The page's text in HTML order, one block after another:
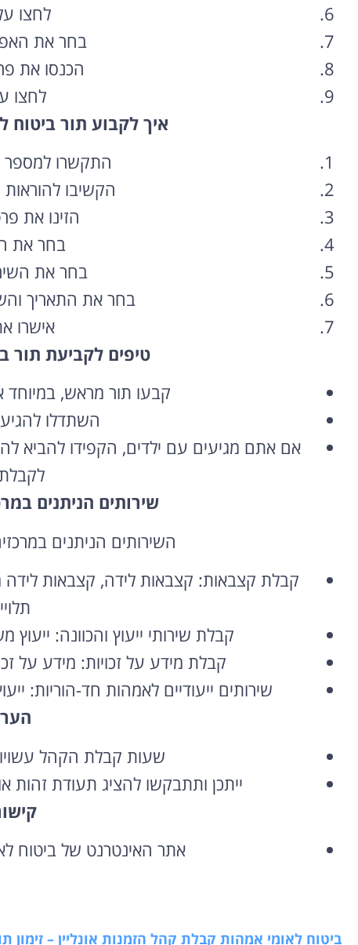
לחצו
בחר את
הכנסו את
לחצו
איך לקבוע תור ביטוח
התקשרו למספר 1-800-70-70-70.
הקשיבו
הזינו את
בחר את
בחר את
בחר את התאריך
אישרו
טיפים לקביעת תור
קבעו תור מראש, במיוחד
השתדלו
אם אתם מגיעים עם ילדים, הקפידו להביא
שירותים הניתנים
השירותים הניתנים
קבלת קצבאות: קצבאות לידה, קצבאות
קבלת שירותי ייעוץ והכוונה: ייעוץ
קבלת מידע על זכויות: מידע על
שירותים ייעודיים לאמהות חד-הוריות:
שעות קבלת הקהל
ייתכן ותתבקשו להציג תעודת
אתר האינטרנט של ביטוח
ביטוח לאומי אמהות קבלת קהל הזמנות אונליין –